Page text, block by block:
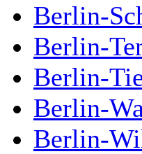
Berlin-
Berlin-
Berlin-
Berlin-
Berlin-